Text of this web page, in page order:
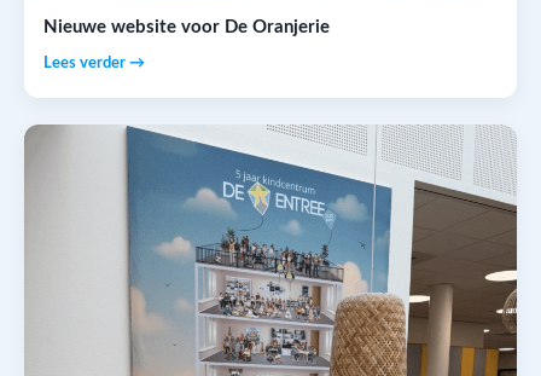
Nieuwe website voor De Oranjerie
Lees verder →